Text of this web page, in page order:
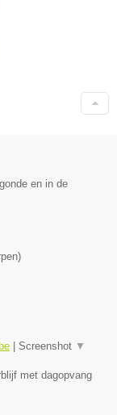
en in de
)
Screenshot ▼
met dagopvang